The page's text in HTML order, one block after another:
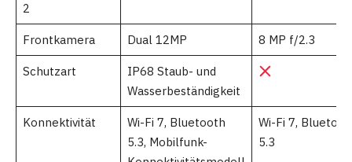
2
Frontkamera Dual 12MP 8 MP f/2.3
Schutzart
IP68 Staub- und
Wasserbeständigkeit
Konnektivität
Wi-Fi 7, Bluetooth
5.3, Mobilfunk-
Wi-Fi 7,
5.3